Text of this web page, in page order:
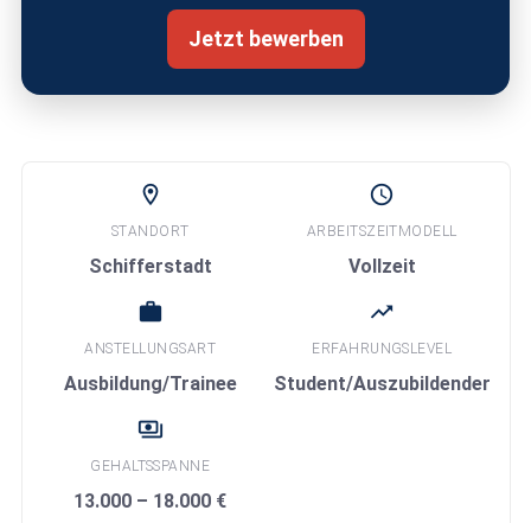
Jetzt bewerben
location_on
STANDORT
Schifferstadt
schedule
ARBEITSZEITMODELL
Vollzeit
work
ANSTELLUNGSART
Ausbildung/Trainee
trending_up
ERFAHRUNGSLEVEL
Student/Auszubildender
payments
GEHALTSSPANNE
13.000 – 18.000 €